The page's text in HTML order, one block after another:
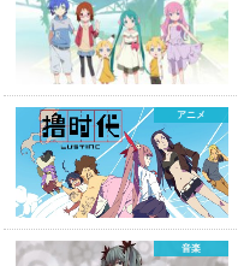
アニメ
音楽